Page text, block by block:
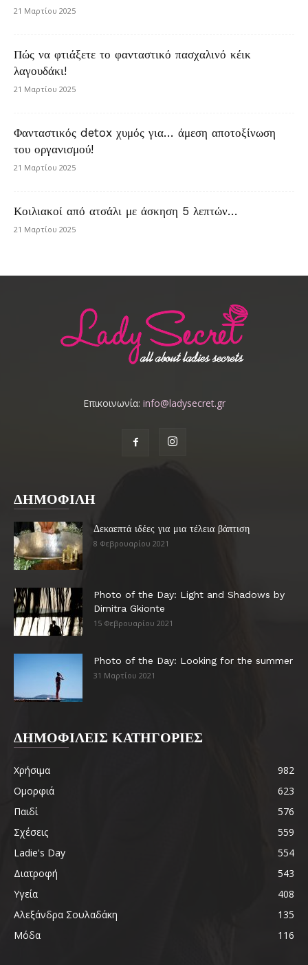
21 Μαρτίου 2025
Πώς να φτιάξετε το φανταστικό πασχαλινό κέικ
λαγουδάκι!
21 Μαρτίου 2025
Φανταστικός detox χυμός για… άμεση αποτοξίνωση
του οργανισμού!
21 Μαρτίου 2025
Κοιλιακοί από ατσάλι με άσκηση 5 λεπτών…
21 Μαρτίου 2025
Επικοινωνία: info@ladysecret.gr
ΔΗΜΟΦΙΛΗ
Δεκαεπτά ιδέες για μια τέλεια βάπτιση
8 Φεβρουαρίου 2021
Photo of the Day: Light and Shadows by
Dimitra Gkionte
15 Φεβρουαρίου 2021
Photo of the Day: Looking for the summer
31 Μαρτίου 2021
ΔΗΜΟΦΙΛΕΙΣ ΚΑΤΗΓΟΡΙΕΣ
Χρήσιμα
982
Ομορφιά
623
Παιδί
576
Σχέσεις
559
Ladie's Day
554
Διατροφή
543
Υγεία
408
Αλεξάνδρα Σουλαδάκη
135
Μόδα
116